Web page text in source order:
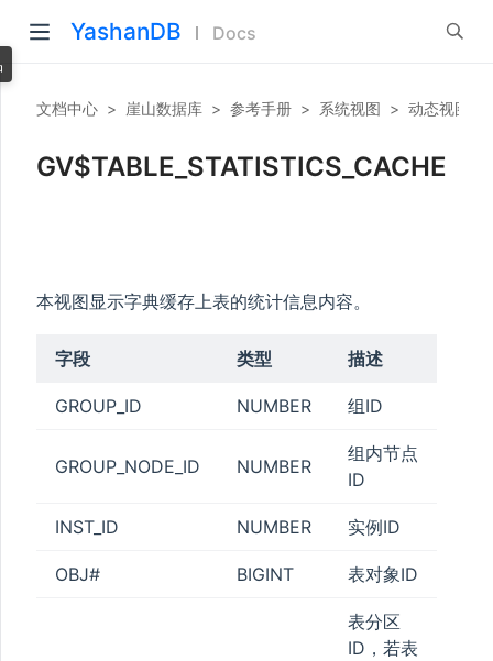
YashanDB Docs
文档中心 > 崖山数据库 > 参考手册 > 系统视图 > 动态视图
GV$TABLE_STATISTICS_CACHE
本视图显示字典缓存上表的统计信息内容。
字段 类型 描述
GROUP_ID NUMBER 组ID
GROUP_NODE_ID NUMBER
组内节点
ID
INST_ID NUMBER 实例ID
OBJ# BIGINT 表对象ID
表分区
ID，若表